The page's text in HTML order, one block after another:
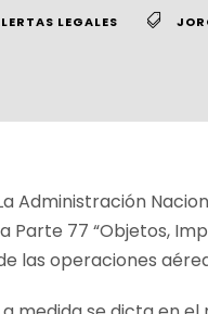
LEGALES
Administración
Parte 77 “Objetos,
las operaciones